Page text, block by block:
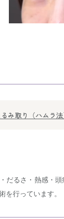
み取り（ハムラ法
だるさ・熱感・
を行っています。